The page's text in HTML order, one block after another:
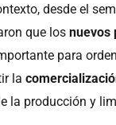
desde el
que losnuevos
para
la
la producción y